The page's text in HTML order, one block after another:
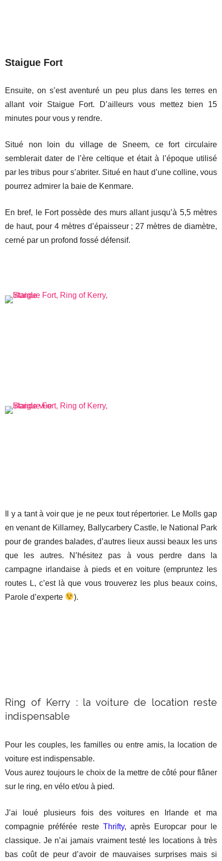
Staigue Fort
Ensuite, on s’est aventuré un peu plus dans les terres en
allant voir Staigue Fort. D’ailleurs vous mettez bien 15
minutes pour vous y rendre.
Situé non loin du village de Sneem, ce fort circulaire
semblerait dater de l’ère celtique et était à l’époque utilisé
par les tribus pour s’abriter. Situé en haut d’une colline, vous
pourrez admirer la baie de Kenmare.
En bref, le Fort possède des murs allant jusqu’à 5,5 mètres
de haut, pour 4 mètres d’épaisseur ; 27 mètres de diamètre,
cerné par un profond fossé défensif.
Il y a tant à voir que je ne peux tout répertorier. Le Molls gap
en venant de Killarney, Ballycarbery Castle, le National Park
pour de grandes balades, d’autres lieux aussi beaux les uns
que les autres. N’hésitez pas à vous perdre dans la
campagne irlandaise à pieds et en voiture (empruntez les
routes L, c’est là que vous trouverez les plus beaux coins,
Parole d’experte
).
Ring of Kerry : la voiture de location reste
indispensable
Pour les couples, les familles ou entre amis, la location de
voiture est indispensable.
Vous aurez toujours le choix de la mettre de côté pour flâner
sur le ring, en vélo et/ou à pied.
J’ai loué plusieurs fois des voitures en Irlande et ma
compagnie préférée reste Thrifty, après Europcar pour le
classique. Je n’ai jamais vraiment testé les locations à très
bas coût de peur d’avoir de mauvaises surprises mais si